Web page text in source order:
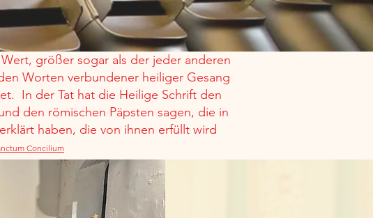
größer sogar als der jeder anderen
Worten verbundener heiliger Gesang
In der Tat hat die Heilige Schrift den
den römischen Päpsten sagen, die in
haben, die von ihnen erfüllt wird
Concilium